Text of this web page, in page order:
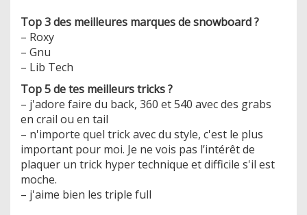
Top 3 des meilleures marques de snowboard ?
– Roxy
– Gnu
– Lib Tech
Top 5 de tes meilleurs tricks ?
– j'adore faire du back, 360 et 540 avec des grabs
en crail ou en tail
– n'importe quel trick avec du style, c'est le plus
important pour moi. Je ne vois pas l’intérêt de
plaquer un trick hyper technique et difficile s'il est
moche.
– j'aime bien les triple full